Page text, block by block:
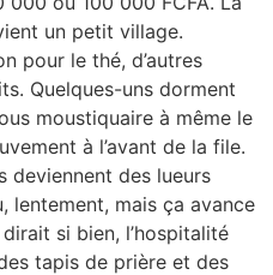
un petit village.
pour le thé, d’autres
Quelques-uns dorment
moustiquaire à même le
à l’avant de la file.
deviennent des lueurs
lentement, mais ça avance
si bien, l’hospitalité
tapis de prière et des